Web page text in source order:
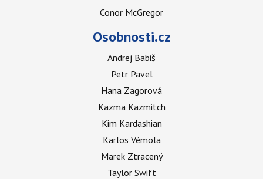
Conor McGregor
Osobnosti.cz
Andrej Babiš
Petr Pavel
Hana Zagorová
Kazma Kazmitch
Kim Kardashian
Karlos Vémola
Marek Ztracený
Taylor Swift